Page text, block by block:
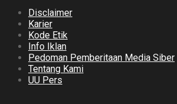
Disclaimer
Karier
Kode Etik
Info Iklan
Pedoman Pemberitaan Media Siber
Tentang Kami
UU Pers